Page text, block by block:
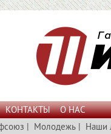
КОНТАКТЫ
О НАС
| Молодежь | Наши